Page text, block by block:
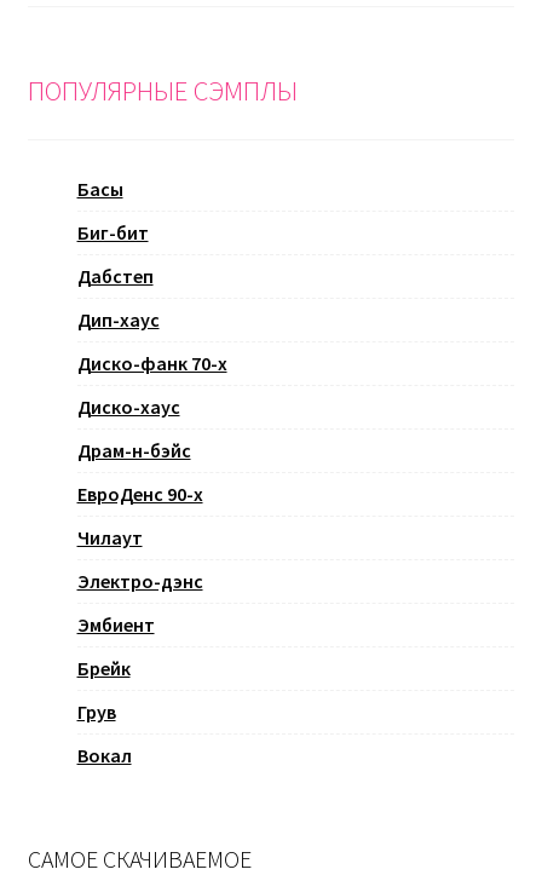
ПОПУЛЯРНЫЕ СЭМПЛЫ
Басы
Биг-бит
Дабстеп
Дип-хаус
Диско-фанк 70-х
Диско-хаус
Драм-н-бэйс
ЕвроДенс 90-х
Чилаут
Электро-дэнс
Эмбиент
Брейк
Грув
Вокал
САМОЕ СКАЧИВАЕМОЕ